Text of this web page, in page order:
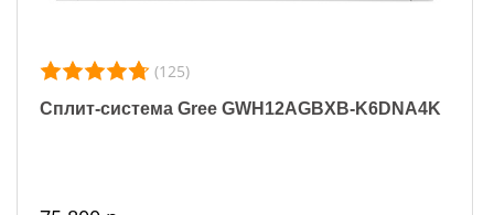
(125)
Сплит-система Gree GWH12AGBXB-K6DNA4K